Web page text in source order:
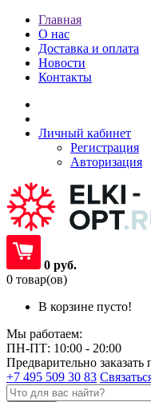
Главная
О нас
Доставка и оплата
Новости
Контакты
Личный кабинет
Регистрация
Авторизация
0 руб.
0 товар(ов)
В корзине пусто!
Мы работаем:
ПН-ПТ: 10:00 - 20:00
Предварительно заказать
+7 495 509 30 83